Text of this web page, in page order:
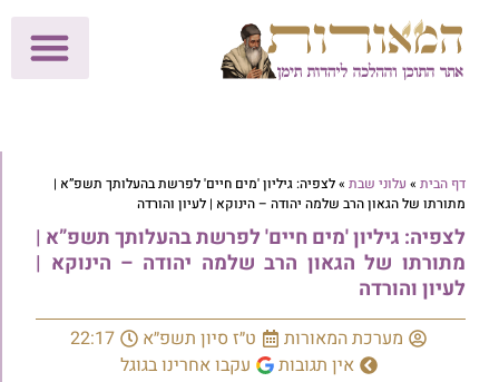
דף הבית » עלוני שבת »לצפיה: גיליון 'מים חיים' לפרשת בהעלותך תשפ”א |
מתורתו של הגאון הרב שלמה יהודה – הינוקא | לעיון והורדה
לצפיה: גיליון 'מים חיים' לפרשת בהעלותך תשפ”א |
מתורתו של הגאון הרב שלמה יהודה – הינוקא |
לעיון והורדה
מערכת המאורות ט״ז סיון תשפ״א
22:17
אין תגובות
עקבו אחרינו בגוגל